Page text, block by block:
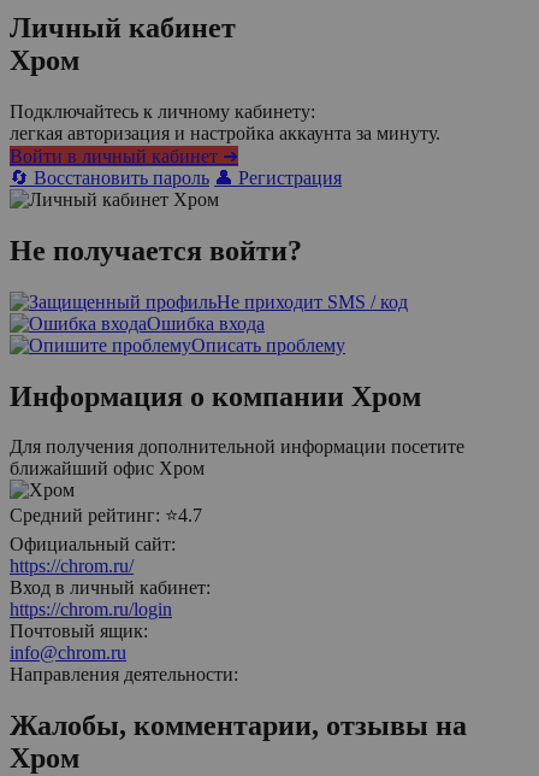
Личный кабинет
Хром
Подключайтесь к личному кабинету:
легкая авторизация и настройка аккаунта за минуту.
Войти в личный кабинет ➜
🔄 Восстановить пароль 👤 Регистрация
Не получается войти?
Не приходит SMS / код
Ошибка входа
Описать проблему
Информация о компании Хром
Для получения дополнительной информации посетите
ближайший офис Хром
Средний рейтинг: ⭐4.7
Официальный сайт:
https://chrom.ru/
Вход в личный кабинет:
https://chrom.ru/login
Почтовый ящик:
info@chrom.ru
Направления деятельности:
Жалобы, комментарии, отзывы на
Хром